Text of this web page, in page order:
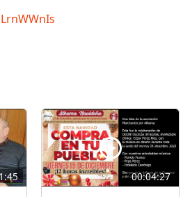
00:04:27